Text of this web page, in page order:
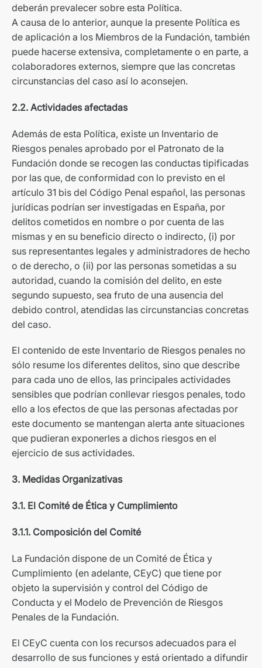
deberán prevalecer sobre esta Política.
A causa de lo anterior, aunque la presente Política es
de aplicación a los Miembros de la Fundación, también
puede hacerse extensiva, completamente o en parte, a
colaboradores externos, siempre que las concretas
circunstancias del caso así lo aconsejen.
2.2. Actividades afectadas
Además de esta Política, existe un Inventario de
Riesgos penales aprobado por el Patronato de la
Fundación donde se recogen las conductas tipificadas
por las que, de conformidad con lo previsto en el
artículo 31 bis del Código Penal español, las personas
jurídicas podrían ser investigadas en España, por
delitos cometidos en nombre o por cuenta de las
mismas y en su beneficio directo o indirecto, (i) por
sus representantes legales y administradores de hecho
o de derecho, o (ii) por las personas sometidas a su
autoridad, cuando la comisión del delito, en este
segundo supuesto, sea fruto de una ausencia del
debido control, atendidas las circunstancias concretas
del caso.
El contenido de este Inventario de Riesgos penales no
sólo resume los diferentes delitos, sino que describe
para cada uno de ellos, las principales actividades
sensibles que podrían conllevar riesgos penales, todo
ello a los efectos de que las personas afectadas por
este documento se mantengan alerta ante situaciones
que pudieran exponerles a dichos riesgos en el
ejercicio de sus actividades.
3. Medidas Organizativas
3.1. El Comité de Ética y Cumplimiento
3.1.1. Composición del Comité
La Fundación dispone de un Comité de Ética y
Cumplimiento (en adelante, CEyC) que tiene por
objeto la supervisión y control del Código de
Conducta y el Modelo de Prevención de Riesgos
Penales de la Fundación.
El CEyC cuenta con los recursos adecuados para el
desarrollo de sus funciones y está orientado a difundir